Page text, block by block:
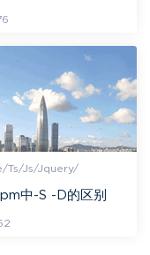
Ts/Js/Jquery/
中-S -D的区别